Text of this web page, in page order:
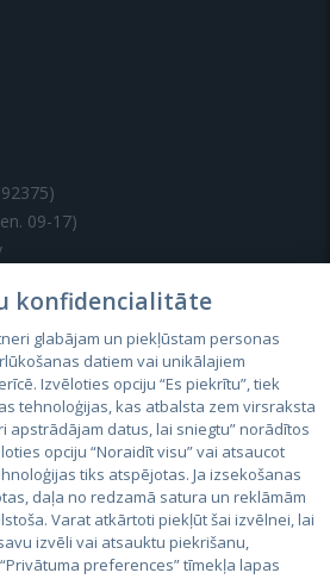
09-17)
konfidencialitāte
glabājam un piekļūstam personas
datiem vai unikālajiem
Izvēloties opciju “Es piekrītu”, tiek
tehnoloģijas, kas atbalsta zem virsraksta
apstrādājam datus, lai sniegtu” norādītos
opciju “Noraidīt visu” vai atsaucot
tiks atspējotas. Ja izsekošanas
daļa no redzamā satura un reklāmām
Varat atkārtoti piekļūt šai izvēlnei, lai
izvēli vai atsauktu piekrišanu,
preferences” tīmekļa lapas